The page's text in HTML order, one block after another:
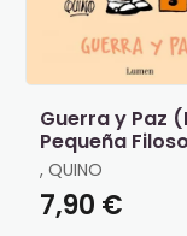
Guerra y Paz
Pequeña
de Mafalda)
, QUINO
7,90 €